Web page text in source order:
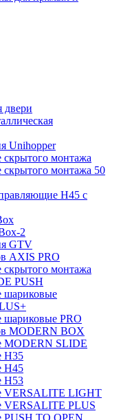
двери
Unihopper
монтажа
монтажа 50
H45 с
2
GTV
AXIS PRO
монтажа
PUSH
шариковые
PRO
MODERN BOX
MODERN SLIDE
H35
H45
H53
VERSALITE LIGHT
VERSALITE PLUS
TO OPEN